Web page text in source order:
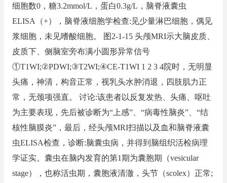
细胞数0，糖3.2mmol/L，蛋白0.3g/L，脑脊液囊虫
ELISA（+），脑脊液细胞学检查:见少量淋巴细胞，偶见
浆细胞，未见嗜酸细胞。 图2-1-15 头颅MRI示大脑皮质、
皮质下、侧脑室旁布满小圆形异常信号
①T1WI;②PDWI;③T2WI;④CE-T1WI 1 2 3 4院时，无明显
头痛，神清，构音正常，视乳头水肿消退，四肢肌力正
常，无颈项强直。 讨论:该患者以反复发热、头痛、呕吐
为主要表现，先后被诊断为“上感”、“病毒性脑炎”、“结
核性脑膜炎”，最后，经头颅MRI扫描以及血和脑脊液囊
虫ELISA检查，诊断:脑囊虫病，并得到脑组织活检病理
学证实。囊虫在脑内发育的第1期为囊胞期（vesicular
stage），也称活虫期，囊胞液清澈，头节（scolex）正常;